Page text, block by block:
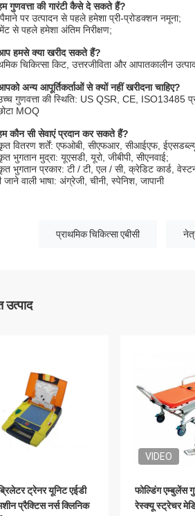
गुणवत्ता की गारंटी कैसे दे सकते हैं?
पर उत्पादन से पहले हमेशा प्री-प्रोडक्शन नमूना;
से पहले हमेशा अंतिम निरीक्षण;
हमसे क्या खरीद सकते हैं?
चिकित्सा किट, उत्तरजीविता और आपातकालीन
अन्य आपूर्तिकर्ताओं से क्यों नहीं खरीदना चाहिए?
गुणवत्ता की स्थिति: US QSR, CE, ISO13485
MOQ
कौन सी सेवाएं प्रदान कर सकते हैं?
वितरण शर्तें: एफओबी, सीएफआर, सीआईएफ,
भुगतान मुद्रा: यूएसडी, यूरो, जीबीपी, सीएनवाई;
भुगतान प्रकार: टी / टी, एल / सी, क्रेडिट कार्ड,
जाने वाली भाषा: अंग्रेजी, चीनी, स्पेनिश, जापानी
प्राथमिक चिकित्सा एबीसी
ट्रेनर यूनिट एईडी
प्रैक्टिस नर्स क्लिनिक
VIDEO
फोल्डिंग एम्बुलेंस
रेस्क्यू स्ट्रेचर